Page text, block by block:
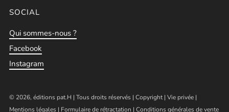
SOCIAL
Qui sommes-nous ?
Facebook
Instagram
© 2026, éditions pat.H | Tous droits réservés | Copyright| Vie privée |
Mentions légales | Formulaire de rétractation | Conditions générales de vente